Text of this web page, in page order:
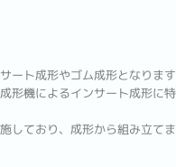
ート成形やゴム成形となりま
形機によるインサート成形に
しており、成形から組み立て